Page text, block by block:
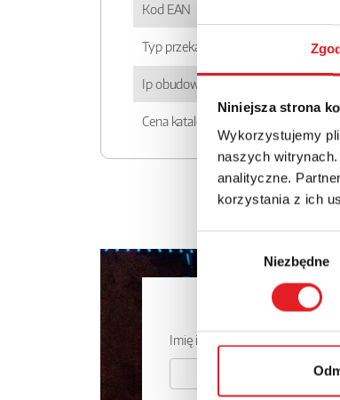
Niniejsza strona
Wykorzystujemy
naszych
analityczne.
korzystania z ich
Niezbędne
Kod EAN
Typ przekaźnika
Ip obudowy
Cena katalogowa
Imię i nazwisko: *